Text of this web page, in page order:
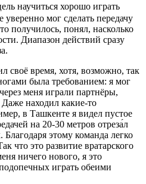
научиться хорошо играть
мог сделать передачу
получилось, понял, насколько
Диапазон действий сразу
своё время, хотя, возможно, так
была требованием: я мог
меня играли партнёры,
находил какие-то
в Ташкенте я видел пустое
на 20-30 метров отреза́л
этому команда легко
что это развитие вратарского
ничего нового, я это
играть обеими